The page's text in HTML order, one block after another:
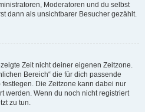
Moderatoren und du selbst
dann als unsichtbarer Besucher gezählt.
Zeit nicht deiner eigenen Zeitzone.
Bereich“ die für dich passende
Die Zeitzone kann dabei nur
werden. Wenn du noch nicht registriert
zu tun.